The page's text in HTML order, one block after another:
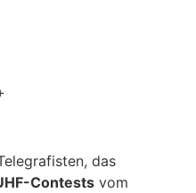
das
Contests vom